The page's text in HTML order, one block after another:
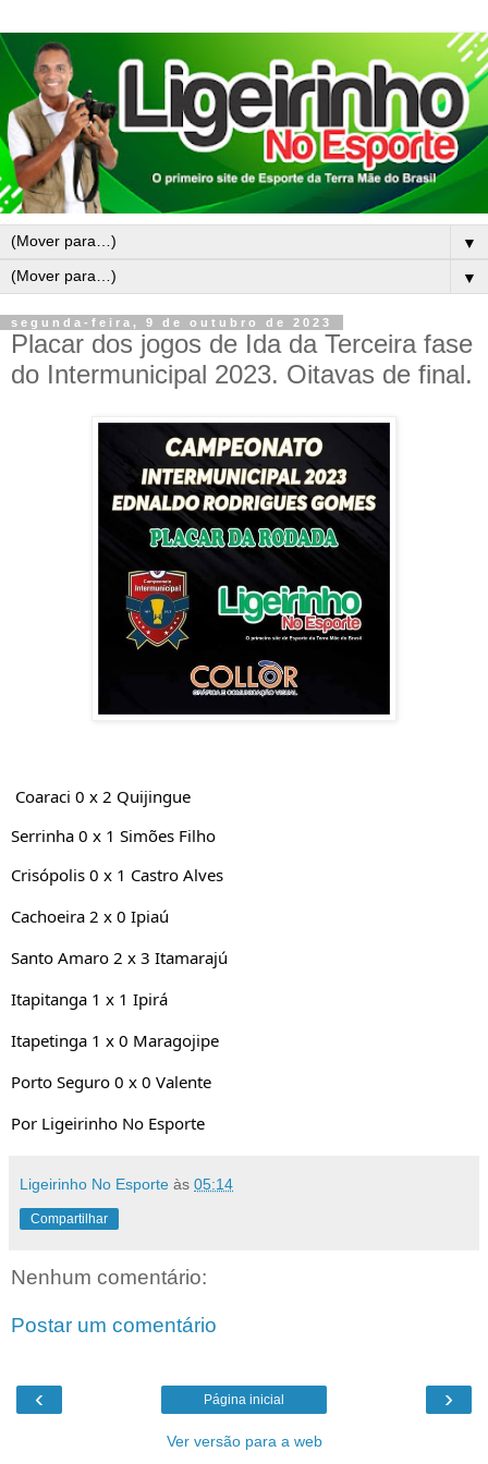
▼
▼
segunda-feira, 9 de outubro de 2023
Placar dos jogos de Ida da Terceira fase
do Intermunicipal 2023. Oitavas de final.
Coaraci 0 x 2 Quijingue
Serrinha 0 x 1 Simões Filho
Crisópolis 0 x 1 Castro Alves
Cachoeira 2 x 0 Ipiaú
Santo Amaro 2 x 3 Itamarajú
Itapitanga 1 x 1 Ipirá
Itapetinga 1 x 0 Maragojipe
Porto Seguro 0 x 0 Valente
Por Ligeirinho No Esporte
Ligeirinho No Esporte às 05:14
Compartilhar
Nenhum comentário:
Postar um comentário
‹ ›
Página inicial
Ver versão para a web